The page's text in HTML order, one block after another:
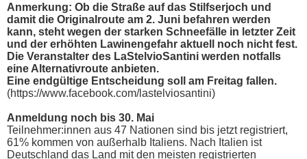
Anmerkung: Ob die Straße auf das Stilfserjoch und
damit die Originalroute am 2. Juni befahren werden
kann, steht wegen der starken Schneefälle in letzter Zeit
und der erhöhten Lawinengefahr aktuell noch nicht fest.
Die Veranstalter des LaStelvioSantini werden notfalls
eine Alternativroute anbieten.
Eine endgültige Entscheidung soll am Freitag fallen.
(https://www.facebook.com/lastelviosantini)
Anmeldung noch bis 30. Mai
Teilnehmer:innen aus 47 Nationen sind bis jetzt registriert,
61% kommen von außerhalb Italiens. Nach Italien ist
Deutschland das Land mit den meisten registrierten